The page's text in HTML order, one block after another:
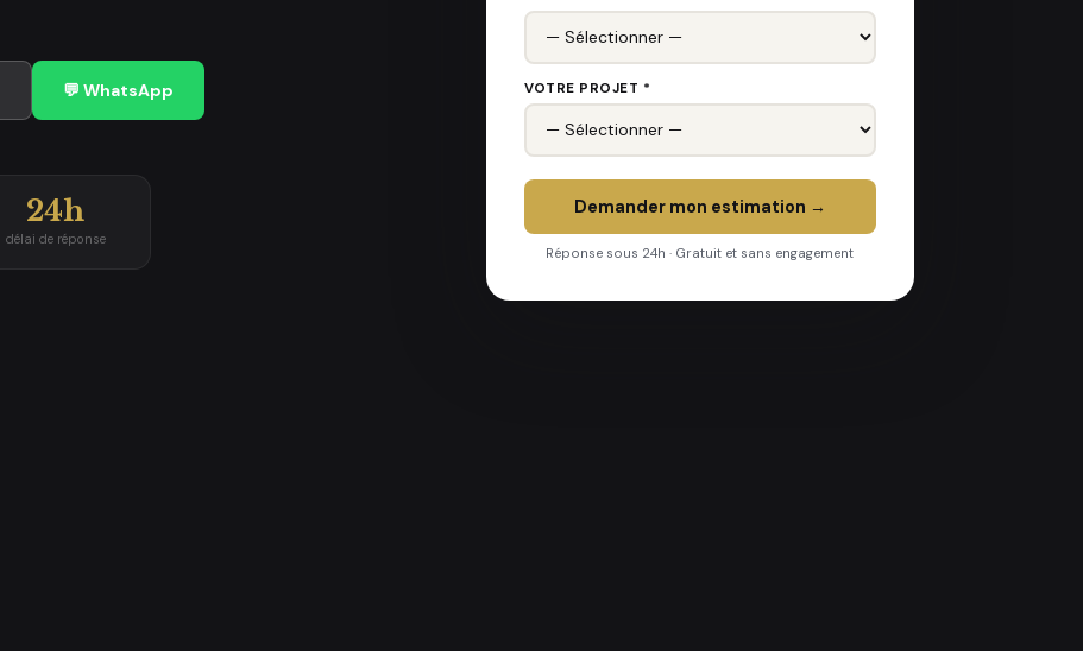
💬 WhatsApp
24h
délai de réponse
VOTRE PROJET *
Demander mon estimation →
Réponse sous 24h · Gratuit et sans engagement